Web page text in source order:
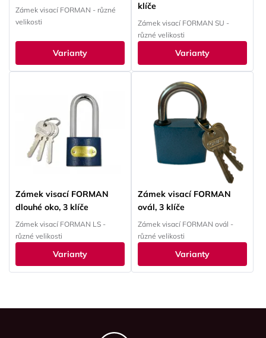
Zámek visací FORMAN - různé
velikosti
Varianty
klíče
Zámek visací FORMAN SU -
různé velikosti
Varianty
Zámek visací FORMAN
dlouhé oko, 3 klíče
Zámek visací FORMAN LS -
různé velikosti
Varianty
Zámek visací FORMAN
ovál, 3 klíče
Zámek visací FORMAN ovál -
různé velikosti
Varianty